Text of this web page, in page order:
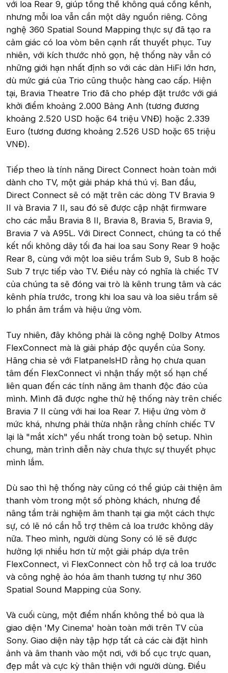
với loa Rear 9, giúp tổng thể không quá cồng kềnh,
nhưng mỗi loa vẫn cần một dây nguồn riêng. Công
nghệ 360 Spatial Sound Mapping thực sự đã tạo ra
cảm giác có loa vòm bên cạnh rất thuyết phục. Tuy
nhiên, với kích thước nhỏ gọn, hệ thống này vẫn có
những giới hạn nhất định so với các dàn HiFi lớn hơn,
dù mức giá của Trio cũng thuộc hàng cao cấp. Hiện
tại, Bravia Theatre Trio đã cho phép đặt trước với giá
khởi điểm khoảng 2.000 Bảng Anh (tương đương
khoảng 2.520 USD hoặc 64 triệu VNĐ) hoặc 2.339
Euro (tương đương khoảng 2.526 USD hoặc 65 triệu
VNĐ).
Tiếp theo là tính năng Direct Connect hoàn toàn mới
dành cho TV, một giải pháp khá thú vị. Ban đầu,
Direct Connect sẽ có mặt trên các dòng TV Bravia 9
II và Bravia 7 II, sau đó sẽ được cập nhật firmware
cho các mẫu Bravia 8 II, Bravia 8, Bravia 5, Bravia 9,
Bravia 7 và A95L. Với Direct Connect, chúng ta có thể
kết nối không dây tối đa hai loa sau Sony Rear 9 hoặc
Rear 8, cùng với một loa siêu trầm Sub 9, Sub 8 hoặc
Sub 7 trực tiếp vào TV. Điều này có nghĩa là chiếc TV
của chúng ta sẽ đóng vai trò là kênh trung tâm và các
kênh phía trước, trong khi loa sau và loa siêu trầm sẽ
lo phần âm trầm và hiệu ứng vòm.
Tuy nhiên, đây không phải là công nghệ Dolby Atmos
FlexConnect mà là giải pháp độc quyền của Sony.
Hãng chia sẻ với FlatpanelsHD rằng họ chưa quan
tâm đến FlexConnect vì nhận thấy một số hạn chế
liên quan đến các tính năng âm thanh độc đáo của
mình. Mình đã được nghe thử hệ thống này trên chiếc
Bravia 7 II cùng với hai loa Rear 7. Hiệu ứng vòm ở
mức khá, nhưng phải thừa nhận rằng chính chiếc TV
lại là "mắt xích" yếu nhất trong toàn bộ setup. Nhìn
chung, màn trình diễn này chưa thực sự thuyết phục
mình lắm.
Dù sao thì hệ thống này cũng có thể giúp cải thiện âm
thanh vòm trong một số phòng khách, nhưng để
nâng tầm trải nghiệm âm thanh tại gia một cách thực
sự, có lẽ nó cần hỗ trợ thêm cả loa trước không dây
nữa. Theo mình, người dùng Sony có lẽ sẽ được
hưởng lợi nhiều hơn từ một giải pháp dựa trên
FlexConnect, vì FlexConnect còn hỗ trợ cả loa trước
và công nghệ ảo hóa âm thanh tương tự như 360
Spatial Sound Mapping của Sony.
Và cuối cùng, một điểm nhấn không thể bỏ qua là
giao diện 'My Cinema' hoàn toàn mới trên TV của
Sony. Giao diện này tập hợp tất cả các cài đặt hình
ảnh và âm thanh vào một nơi, với bố cục trực quan,
đẹp mắt và cực kỳ thân thiện với người dùng. Điều